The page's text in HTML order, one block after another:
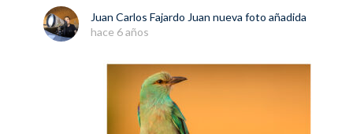
Juan Carlos Fajardo Juan nueva foto añadida
hace 6 años